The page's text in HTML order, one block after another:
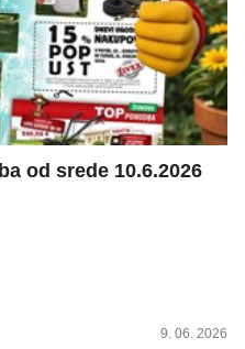
od srede 10.6.2026
9. 06. 2026